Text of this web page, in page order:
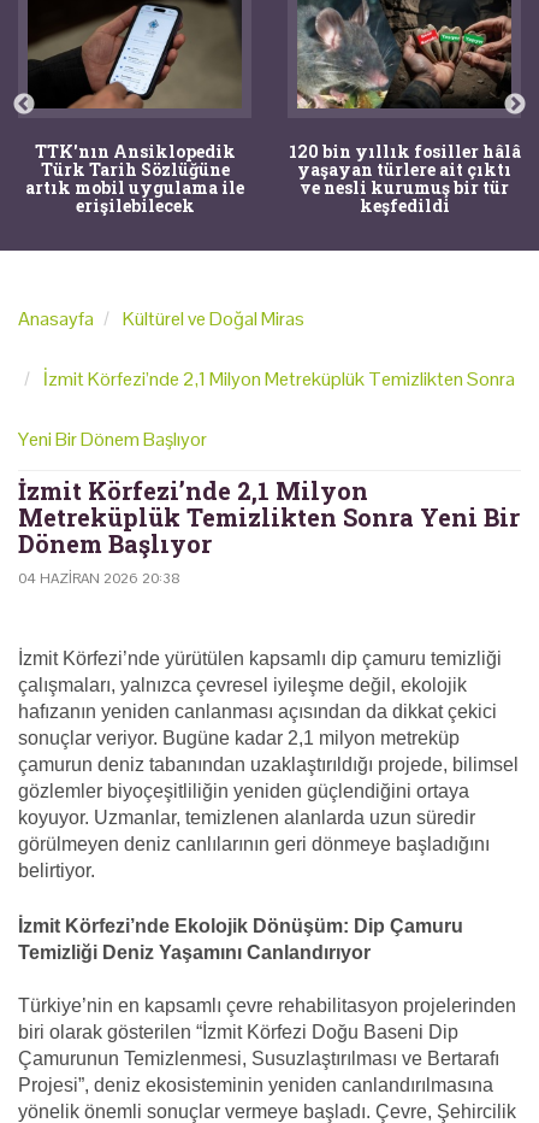
TTK'nın Ansiklopedik
Türk Tarih Sözlüğüne
artık mobil uygulama ile
erişilebilecek
120 bin yıllık fosiller hâlâ
yaşayan türlere ait çıktı
ve nesli kurumuş bir tür
keşfedildi
Anasayfa Kültürel ve Doğal Miras
İzmit Körfezi’nde 2,1 Milyon Metreküplük Temizlikten Sonra
Yeni Bir Dönem Başlıyor
İzmit Körfezi’nde 2,1 Milyon
Metreküplük Temizlikten Sonra Yeni Bir
Dönem Başlıyor
04 HAZIRAN 2026 20:38
İzmit Körfezi’nde yürütülen kapsamlı dip çamuru temizliği
çalışmaları, yalnızca çevresel iyileşme değil, ekolojik
hafızanın yeniden canlanması açısından da dikkat çekici
sonuçlar veriyor. Bugüne kadar 2,1 milyon metreküp
çamurun deniz tabanından uzaklaştırıldığı projede, bilimsel
gözlemler biyoçeşitliliğin yeniden güçlendiğini ortaya
koyuyor. Uzmanlar, temizlenen alanlarda uzun süredir
görülmeyen deniz canlılarının geri dönmeye başladığını
belirtiyor.
İzmit Körfezi’nde Ekolojik Dönüşüm: Dip Çamuru
Temizliği Deniz Yaşamını Canlandırıyor
Türkiye’nin en kapsamlı çevre rehabilitasyon projelerinden
biri olarak gösterilen “İzmit Körfezi Doğu Baseni Dip
Çamurunun Temizlenmesi, Susuzlaştırılması ve Bertarafı
Projesi”, deniz ekosisteminin yeniden canlandırılmasına
yönelik önemli sonuçlar vermeye başladı. Çevre, Şehircilik